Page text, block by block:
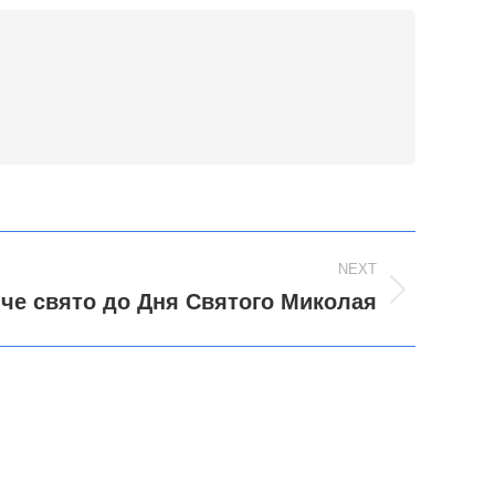
NEXT
свято до Дня Святого Миколая